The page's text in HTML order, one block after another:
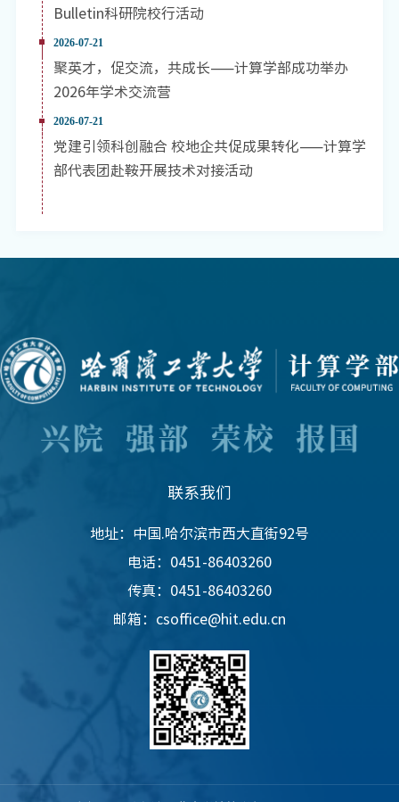
Bulletin科研院校行活动
2026-07-21
聚英才，促交流，共成长——计算学部成功举办
2026年学术交流营
2026-07-21
党建引领科创融合 校地企共促成果转化——计算学
部代表团赴鞍开展技术对接活动
联系我们
地址：中国.哈尔滨市西大直街92号
电话：0451-86403260
传真：0451-86403260
邮箱：csoffice@hit.edu.cn